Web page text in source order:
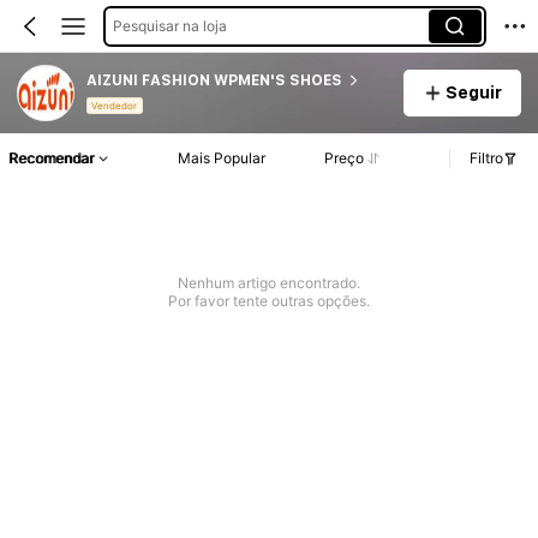
Pesquisar na loja
AIZUNI FASHION WPMEN'S SHOES
Vendedor
Seguir
Recomendar Mais Popular Preço Filtro
Nenhum artigo encontrado.
Por favor tente outras opções.